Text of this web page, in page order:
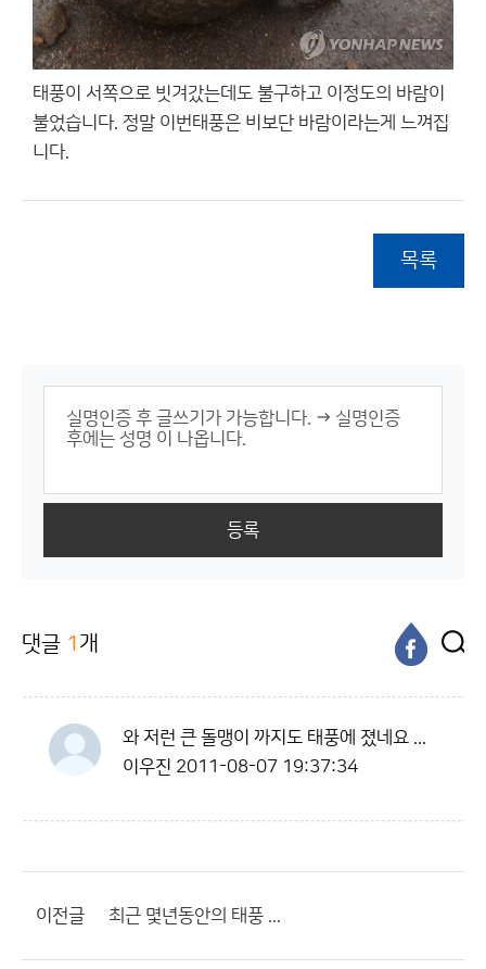
태풍이 서쪽으로 빗겨갔는데도 불구하고 이정도의 바람이
불었습니다. 정말 이번태풍은 비보단 바람이라는게 느껴집
니다.
목록
등록
댓글 1 개
와 저런 큰 돌맹이 까지도 태풍에 졌네요 ...
이우진 2011-08-07 19:37:34
이전글 최근 몇년동안의 태풍 ...